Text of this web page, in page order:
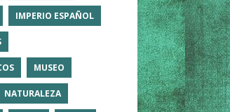
IMPERIO ESPAÑOL
MUSEO
NATURALEZA